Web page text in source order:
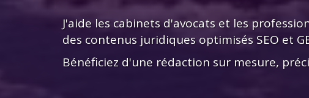
J'aide les cabinets d'avocats et les
des contenus juridiques optimisés SEO et
Bénéficiez d'une rédaction sur mesure,